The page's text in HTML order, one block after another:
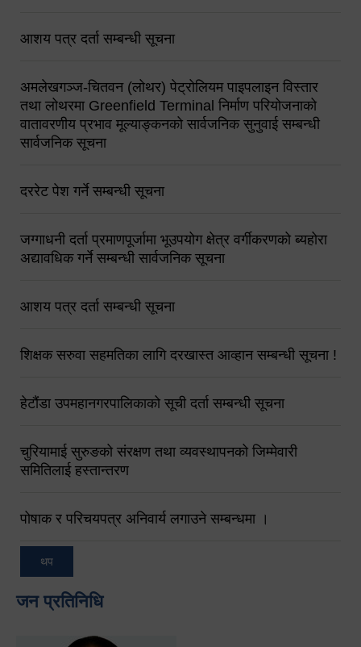
आशय पत्र दर्ता सम्बन्धी सूचना
अमलेखगञ्ज-चितवन (लोथर) पेट्रोलियम पाइपलाइन विस्तार
तथा लोथरमा Greenfield Terminal निर्माण परियोजनाको
वातावरणीय प्रभाव मूल्याङ्कनको सार्वजनिक सुनुवाई सम्बन्धी
सार्वजनिक सूचना
दररेट पेश गर्ने सम्बन्धी सूचना
जग्गाधनी दर्ता प्रमाणपूर्जामा भूउपयोग क्षेत्र वर्गीकरणको ब्यहोरा
अद्यावधिक गर्ने सम्बन्धी सार्वजनिक सूचना
आशय पत्र दर्ता सम्बन्धी सूचना
शिक्षक सरुवा सहमतिका लागि दरखास्त आव्हान सम्बन्धी सूचना !
हेटौंडा उपमहानगरपालिकाको सूची दर्ता सम्बन्धी सूचना
चुरियामाई सुरुङको संरक्षण तथा व्यवस्थापनको जिम्मेवारी
समितिलाई हस्तान्तरण
पोषाक र परिचयपत्र अनिवार्य लगाउने सम्बन्धमा ।
थप
जन प्रतिनिधि